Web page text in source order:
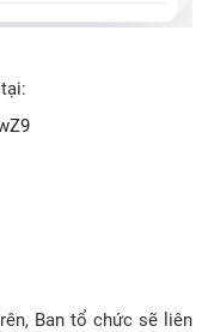
Ban tổ chức sẽ liên